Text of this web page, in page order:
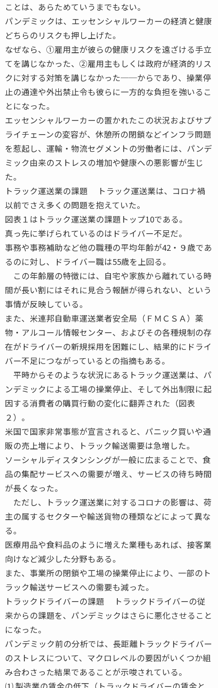
ことは、あらためていうまでもない。
パンデミックは、エッセンシャルワーカーの経済と健康
どちらのリスクも押し上げた。
なぜなら、①雇用主が彼らの健康リスクを遠ざける手立
てを講じなかった、②雇用主もしくは政府が経済的リス
クに対する対策を講じなかった──からであり、操業停
止の通達や外出禁止令も彼らに一方的な負担を強いるこ
とになった。
エッセンシャルワーカーの置かれたこの状況およびサプ
ライチェーンの変容が、休憩所の閉鎖などインフラ問題
を惹起し、運輸・物流セグメントの労働者には、パンデ
ミック由来のストレスの増加や健康への悪影響が生じ
た。
トラック運送業の課題 トラック運送業は、コロナ禍
以前でさえ多くの問題を抱えていた。
図表１はトラック運送業の課題トップ10である。
真っ先に挙げられているのはドライバー不足だ。
事務や事務補助など他の職種の平均年齢が42・９歳であ
るのに対し、ドライバー職は55歳を上回る。
この年齢層の特徴には、自宅や家族から離れている時
間が長い割にはそれに見合う報酬が得られない、という
事情が反映している。
また、米連邦自動車運送業者安全局（ＦＭＣＳＡ）薬
物・アルコール情報センター、およびその各種規制の存
在がドライバーの新規採用を困難にし、結果的にドライ
バー不足につながっているとの指摘もある。
平時からそのような状況にあるトラック運送業は、パ
ンデミックによる工場の操業停止、そして外出制限に起
因する消費者の購買行動の変化に翻弄された（図表
２）。
米国で国家非常事態が宣言されると、パニック買いや通
販の売上増により、トラック輸送需要は急増した。
ソーシャルディスタンシングが一般に広まることで、食
品の集配サービスへの需要が増え、サービスの待ち時間
が長くなった。
ただし、トラック運送業に対するコロナの影響は、荷
主の属するセクターや輸送貨物の種類などによって異な
る。
医療用品や食料品のように増えた業種もあれば、接客業
向けなど減少した分野もある。
また、事業所の閉鎖や工場の操業停止により、一部のト
ラック輸送サービスへの需要も減った。
トラックドライバーの課題 トラックドライバーの従
来からの課題を、パンデミックはさらに悪化させること
になった。
パンデミック前の分析では、長距離トラックドライバー
のストレスについて、マクロレベルの要因がいくつか組
み合わさった結果であることが示唆されている。